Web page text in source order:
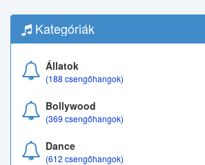
Kategóriák
Állatok
(188 csengőhangok)
Bollywood
(369 csengőhangok)
Dance
(612 csengőhangok)